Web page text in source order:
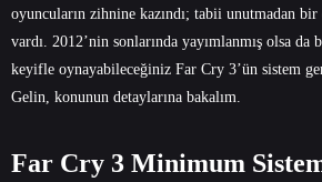
oyuncuların zihnine kazındı; tabii unutmadan bir
vardı. 2012’nin sonlarında yayımlanmış olsa
keyifle oynayabileceğiniz Far Cry 3’ün sistem
Gelin, konunun detaylarına bakalım.
Far Cry 3 Minimum